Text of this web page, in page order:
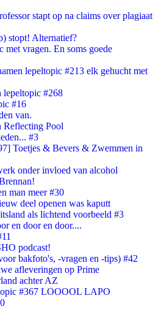
stapt op na claims over plagiaat
stopt! Alternatief?
vragen. En soms goede
lepeltopic #213 elk gehucht met
lepeltopic #268
#16
van.
Reflecting Pool
#3
Toetjes & Bevers & Zwemmen in
onder invloed van alcohol
man meer #30
deel openen was kaputt
als lichtend voorbeeld #3
en door en door....
podcast!
bakfoto's, -vragen en -tips) #42
afleveringen op Prime
achter AZ
#367 LOOOOL LAPO